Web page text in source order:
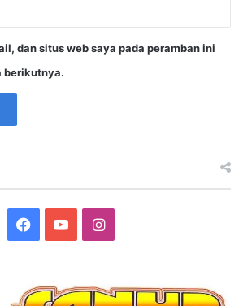
dan situs web saya pada peramban ini
berikutnya.
Facebook
YouTubeInstagram